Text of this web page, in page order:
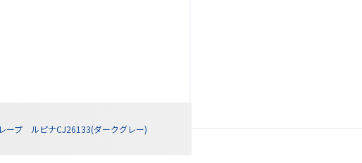
ープ ルピナCJ26133(ダークグレー)